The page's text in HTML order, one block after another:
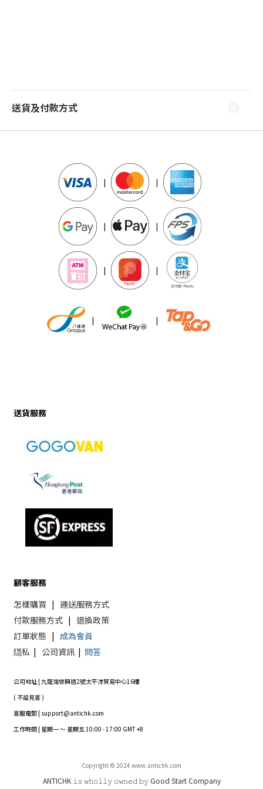
送貨及付款方式
| |
| |
| |
| |
送貨服務
顧客服務
怎樣購買 | 運送服務方式
付款服務方式 | 退換政策
訂單狀態 | 成為會員
隠私 | 公司資訊 | 問答
公司地址 | 九龍灣啓興道2號太平洋貿易中心16樓
( 不設見客 )
客服電郵 | support@antichk.com
工作時間 | 星期一 ～ 星期五 10:00 - 17:00 GMT +8
Copyright © 2024 www.antichk.com
ANTICHK 𝚒𝚜 𝚠𝚑𝚘𝚕𝚕𝚢 𝚘𝚠𝚗𝚎𝚍 𝚋𝚢 Good Start Company